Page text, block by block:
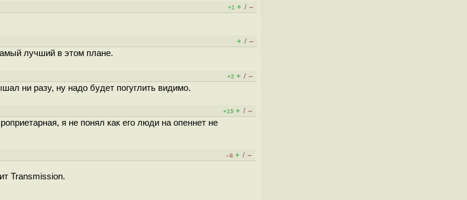
+1 + / –
+ / –
лучший в этом плане.
+2 + / –
ни разу, ну надо будет погуглить видимо.
+15 + / –
я не понял как его люди на опеннет не
–6 + / –
Transmission.